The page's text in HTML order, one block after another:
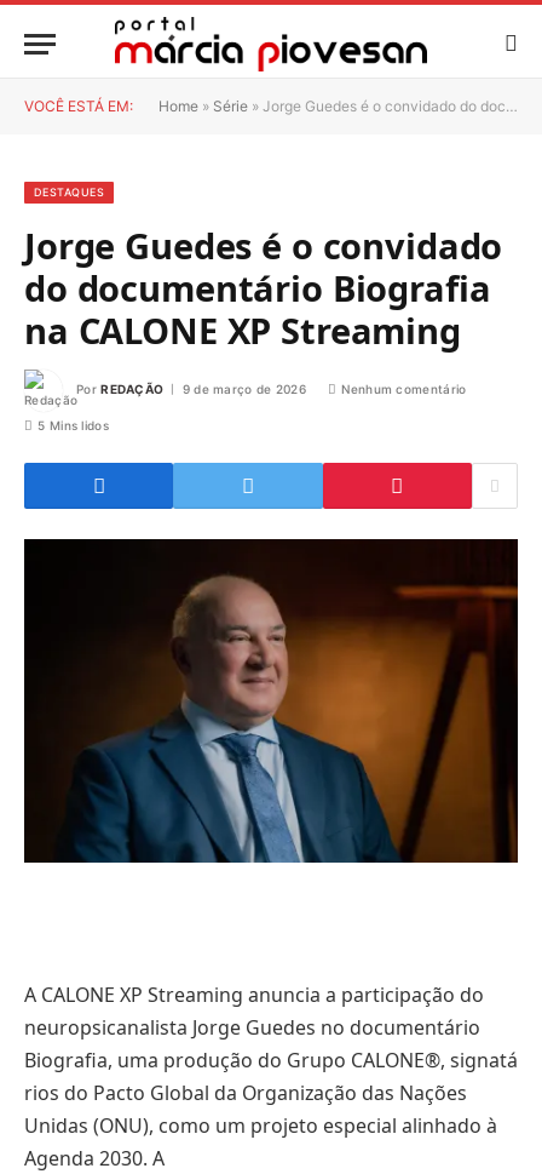
VOCÊ ESTÁ EM: Home » Série » Jorge Guedes é o convidado do documentário Biografia na CALONE XP Streaming
DESTAQUES
Jorge Guedes é o convidado
do documentário Biografia
na CALONE XP Streaming
Por REDAÇÃO 9 de março de 2026 Nenhum comentário
5 Mins lidos
A CALONE XP Streaming anuncia a participação do
neuropsicanalista Jorge Guedes no documentário
Biografia, uma produção do Grupo CALONE®, signatá
rios do Pacto Global da Organização das Nações
Unidas (ONU), como um projeto especial alinhado à
Agenda 2030. A